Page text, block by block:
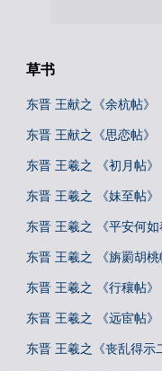
草书
东晋 王献之《余杭帖》
东晋 王献之《思恋帖》
东晋 王羲之 《初月帖》
东晋 王羲之 《妹至帖》
东晋 王羲之 《平安何如
东晋 王羲之 《旃罽胡桃
东晋 王羲之 《行穰帖》
东晋 王羲之 《远宦帖》
东晋 王羲之《丧乱得示